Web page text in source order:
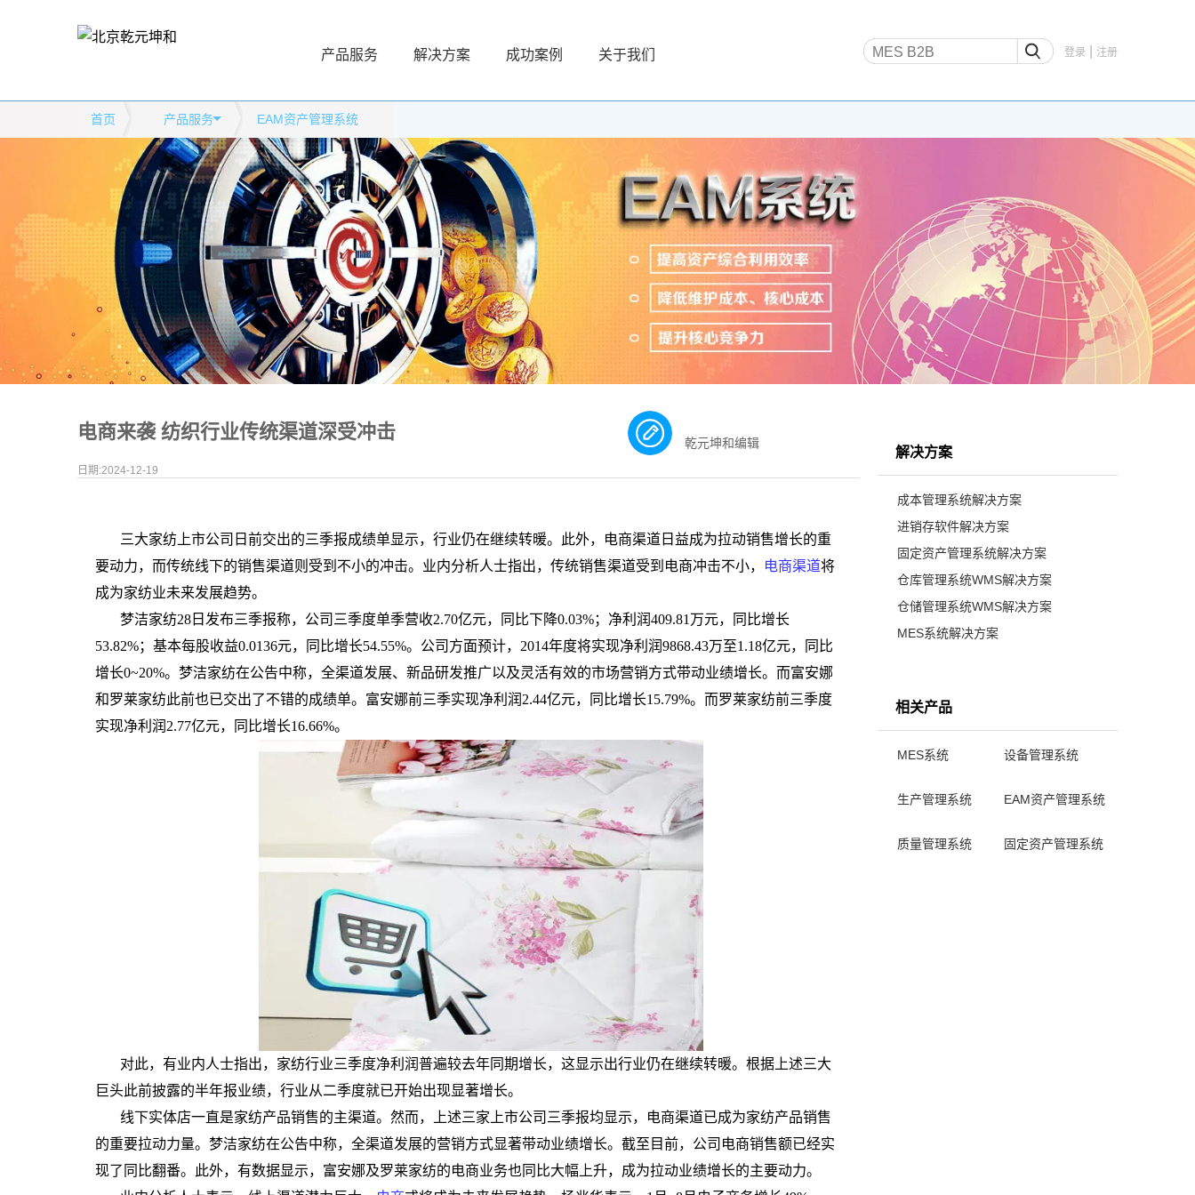
产品服务 解决方案 成功案例 关于我们 登录 注册
首页 产品服务 EAM资产管理系统
电商来袭 纺织行业传统渠道深受冲击
日期:2024-12-19
乾元坤和编辑
三大家纺上市公司日前交出的三季报成绩单显示，行业仍在继续转暖。此外，电商渠道日益成为拉动销售增长的重
要动力，而传统线下的销售渠道则受到不小的冲击。业内分析人士指出，传统销售渠道受到电商冲击不小，
电商渠道将
成为家纺业未来发展趋势。
梦洁家纺28 日发布三季报称，公司三季度单季营收2.70亿元，同比下降0.03%；净利润409.81 万元，同比增长
53.82%；基本每股收益0.0136元，同比增长54.55%。公司方面预计， 2014年度将实现净利润9868.43万至1.18亿元，同比
增长0~20%。梦洁家纺在公告中称，全渠道发展、新品研发推广以及灵活有效的市场营销方式带动业绩增长。而富安娜
和罗莱家纺此前也已交出了不错的成绩单。富安娜前三季实现净利润 2.44亿元，同比增长15.79%。而罗莱家纺前三季度
实现净利润 2.77亿元，同比增长16.66%。
对此，有业内人士指出，家纺行业三季度净利润普遍较去年同期增长，这显示出行业仍在继续转暖。根据上述三大
巨头此前披露的半年报业绩，行业从二季度就已开始出现显著增长。
线下实体店一直是家纺产品销售的主渠道。然而，上述三家上市公司三季报均显示，电商渠道已成为家纺产品销售
的重要拉动力量。梦洁家纺在公告中称，全渠道发展的营销方式显著带动业绩增长。截至目前，公司电商销售额已经实
现了同比翻番。此外，有数据显示，富安娜及罗莱家纺的电商业务也同比大幅上升，成为拉动业绩增长的主要动力。
解决方案
成本管理系统解决方案
进销存软件解决方案
固定资产管理系统解决方案
仓库管理系统WMS解决方案
仓储管理系统WMS解决方案
MES系统解决方案
相关产品
MES系统 设备管理系统
生产管理系统 EAM资产管理系统
质量管理系统 固定资产管理系统